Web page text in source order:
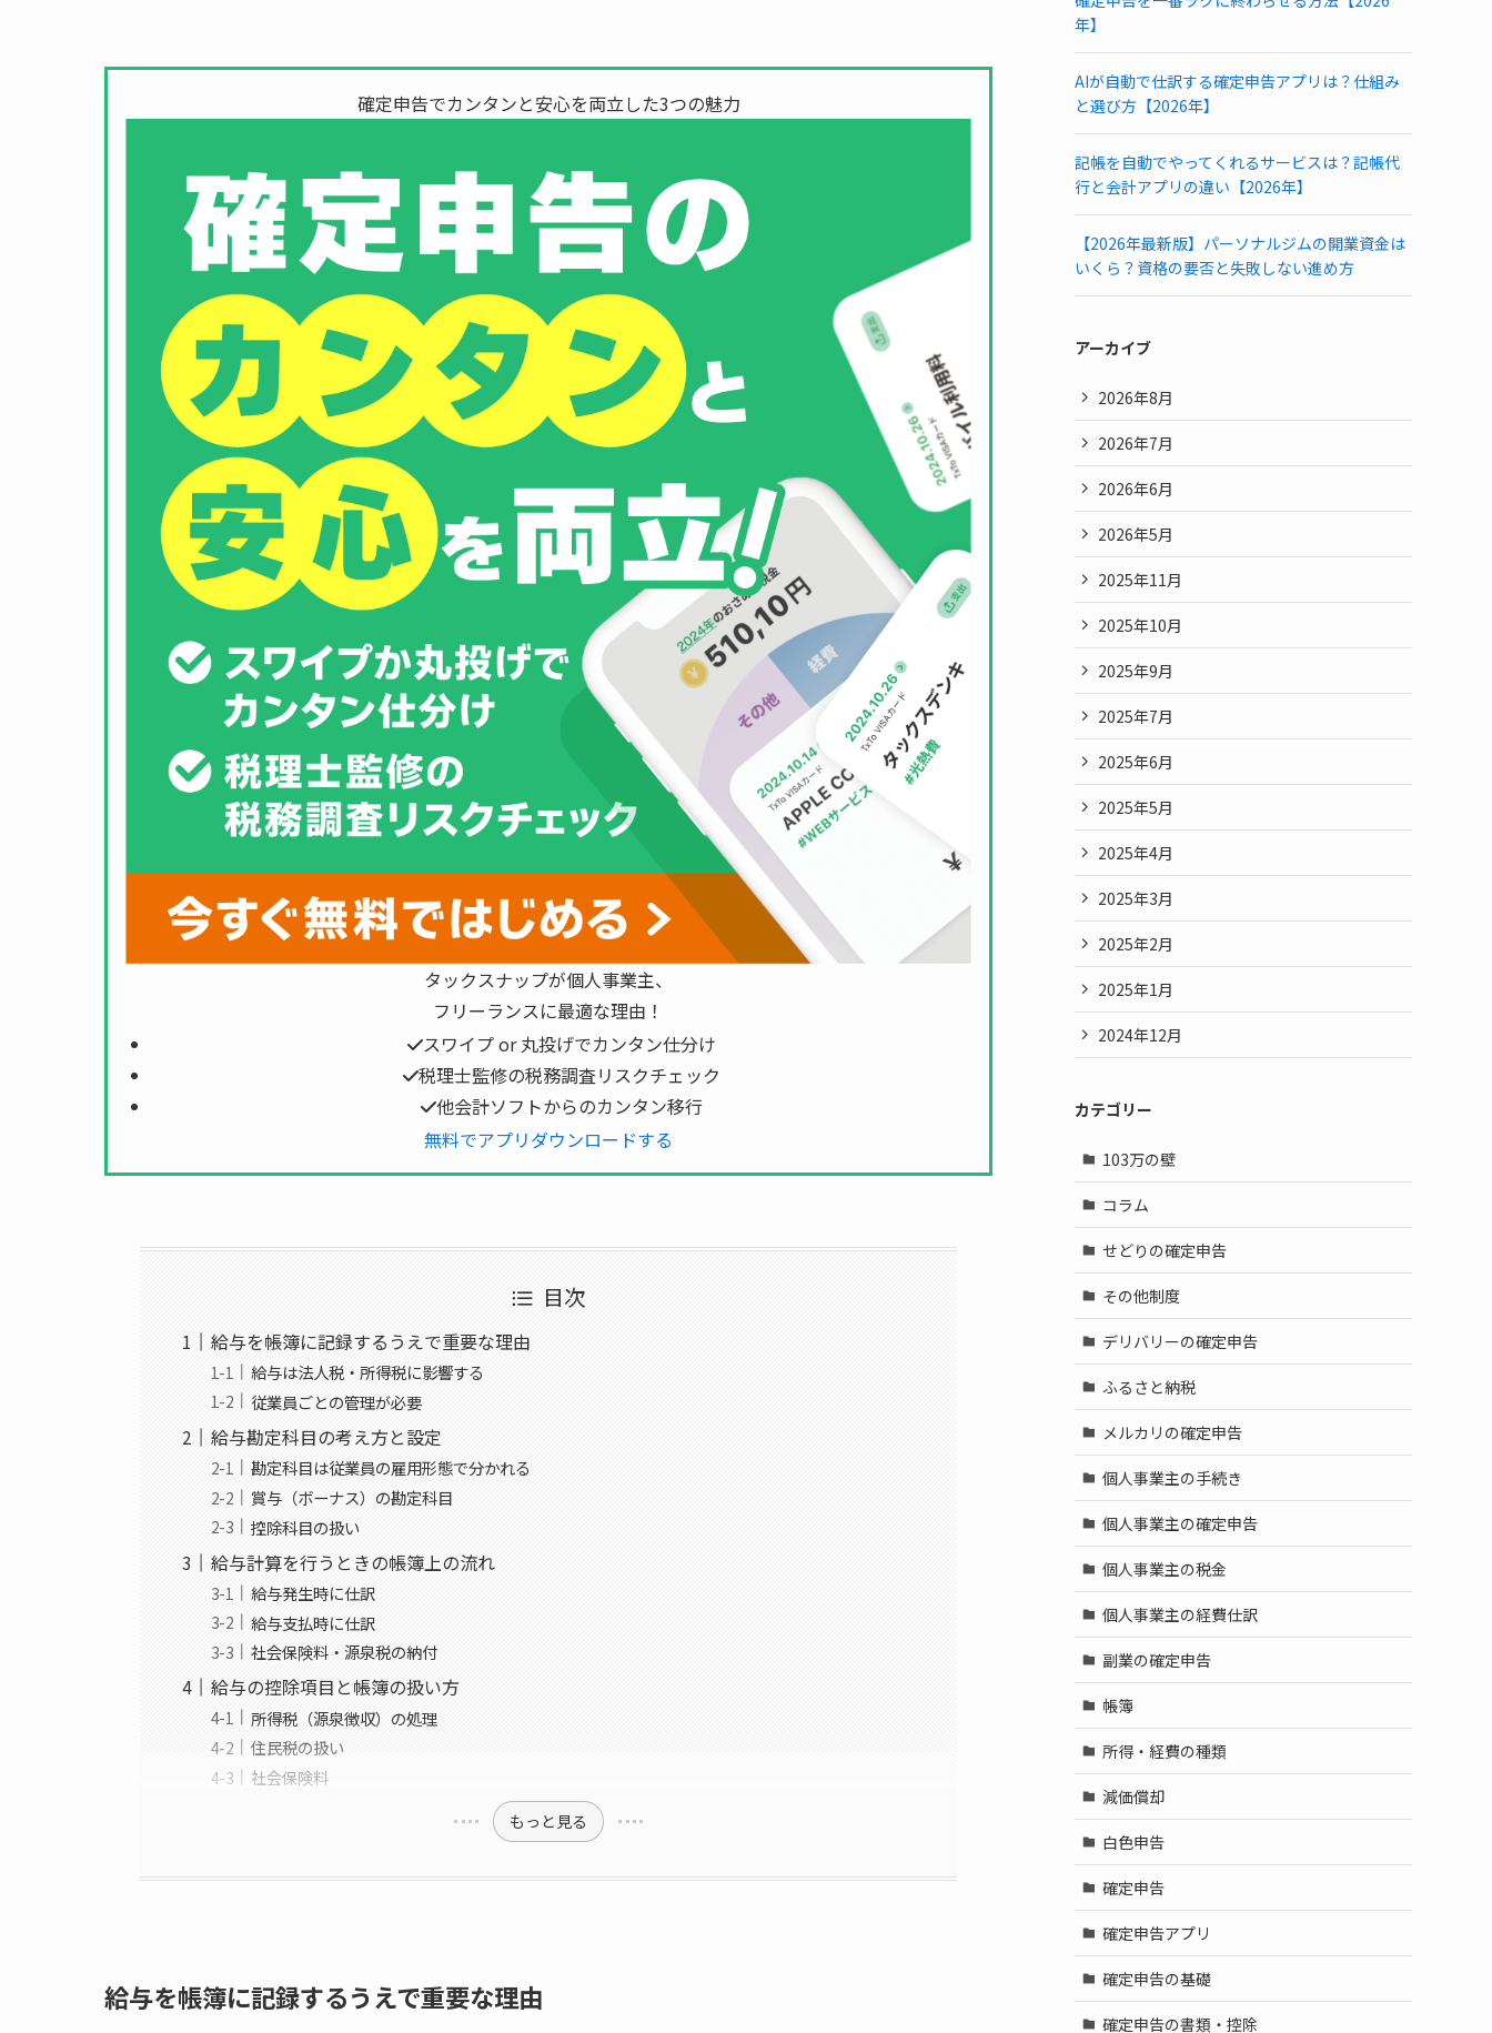
確定申告でカンタンと安心を両立した3つの魅力
タックスナップが個人事業主、
フリーランスに最適な理由！
スワイプ or 丸投げでカンタン仕分け
税理士監修の税務調査リスクチェック
他会計ソフトからのカンタン移行
無料でアプリダウンロードする
目次
給与を帳簿に記録するうえで重要な理由
給与は法人税・所得税に影響する
従業員ごとの管理が必要
給与勘定科目の考え方と設定
勘定科目は従業員の雇用形態で分かれる
賞与（ボーナス）の勘定科目
控除科目の扱い
給与計算を行うときの帳簿上の流れ
給与発生時に仕訳
給与支払時に仕訳
社会保険料・源泉税の納付
給与の控除項目と帳簿の扱い方
所得税（源泉徴収）の処理
住民税の扱い
社会保険料
もっと見る
給与を帳簿に記録するうえで重要な理由
年】
AIが自動で仕訳する確定申告アプリは？仕組み
と選び方【2026年】
記帳を自動でやってくれるサービスは？記帳代
行と会計アプリの違い【2026年】
【2026年最新版】パーソナルジムの開業資金は
いくら？資格の要否と失敗しない進め方
アーカイブ
2026年8月
2026年7月
2026年6月
2026年5月
2025年11月
2025年10月
2025年9月
2025年7月
2025年6月
2025年5月
2025年4月
2025年3月
2025年2月
2025年1月
2024年12月
カテゴリー
103万の壁
コラム
せどりの確定申告
その他制度
デリバリーの確定申告
ふるさと納税
メルカリの確定申告
個人事業主の手続き
個人事業主の確定申告
個人事業主の税金
個人事業主の経費仕訳
副業の確定申告
帳簿
所得・経費の種類
減価償却
白色申告
確定申告
確定申告アプリ
確定申告の基礎
確定申告の書類・控除